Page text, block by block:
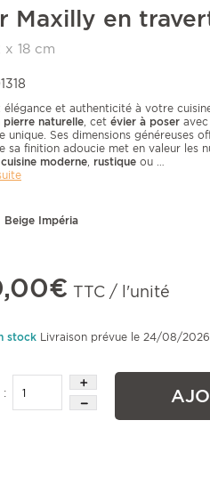
Maxilly en
18 cm
et authenticité à votre
pierre naturelle, cet évier à poser
unique. Ses dimensions généreuses
sa finition adoucie met en valeur les
cuisine moderne, rustique ou …
Beige Impéria
TTC / l'unité
stock Livraison prévue le 24/08/2026
: